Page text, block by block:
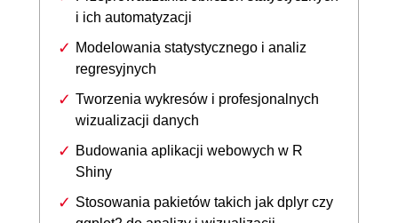
i ich automatyzacji
Modelowania statystycznego i analiz
regresyjnych
Tworzenia wykresów i profesjonalnych
wizualizacji danych
Budowania aplikacji webowych w R
Shiny
Stosowania pakietów takich jak dplyr czy